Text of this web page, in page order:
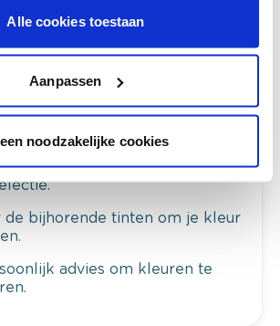
Alle cookies toestaan
Aanpassen
noodzakelijke cookies
een technologische check-up
je kleur in de winkel
kleurechte stalen van je
de bijhorende tinten om je kleur
advies om kleuren te